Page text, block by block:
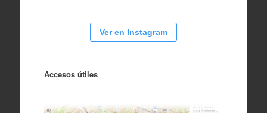
Ver en Instagram
Accesos útiles